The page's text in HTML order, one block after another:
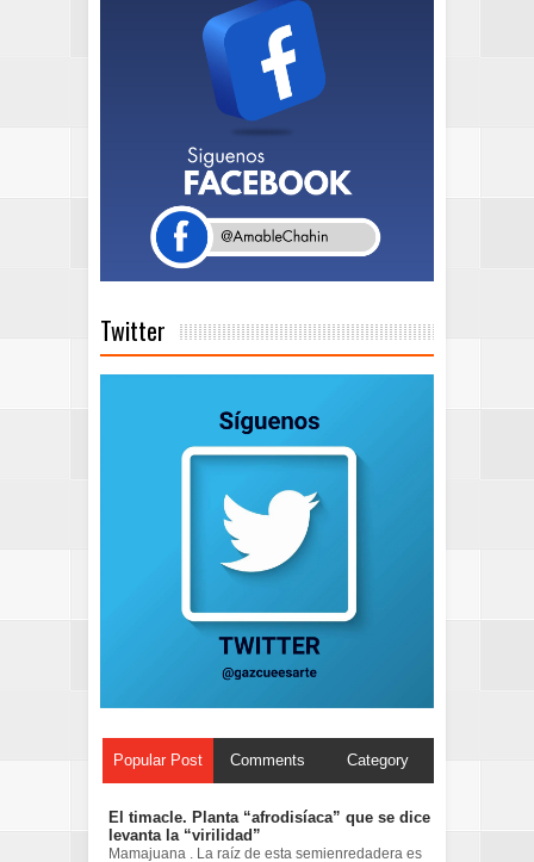
Twitter
Popular Post Comments Category
El timacle. Planta “afrodisíaca” que se dice
levanta la “virilidad”
Mamajuana . La raíz de esta semienredadera es